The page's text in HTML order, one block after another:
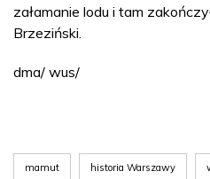
załamanie lodu i tam
Brzeziński.
dma/ wus/
mamut historia Warszawy